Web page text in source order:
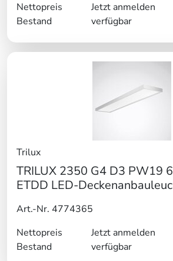
Nettopreis
Jetzt anmelden
Bestand
verfügbar
Trilux
TRILUX 2350 G4 D3 PW19
ETDD LED-
Art.-Nr. 4774365
Nettopreis
Jetzt anmelden
Bestand
verfügbar